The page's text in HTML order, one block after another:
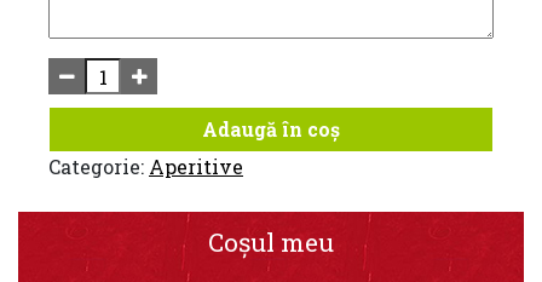
Adaugă în coș
Categorie: Aperitive
Coșul meu